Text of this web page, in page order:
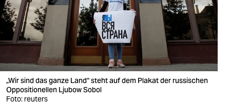
nord
wahrheit
verlag
verlag
„Wir sind das ganze Land“ steht auf dem Plakat der russischen
Oppositionellen Ljubow Sobol
Foto: reuters